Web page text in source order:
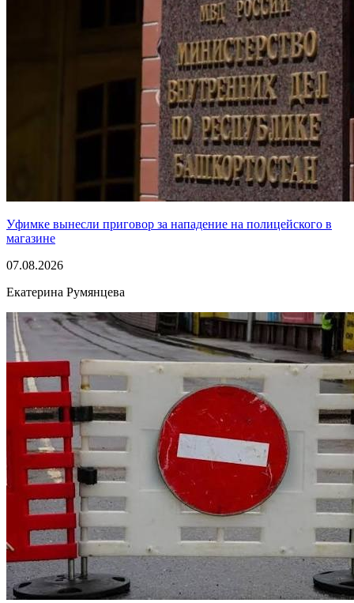
Уфимке вынесли приговор за нападение на полицейского в
магазине
07.08.2026
Екатерина Румянцева